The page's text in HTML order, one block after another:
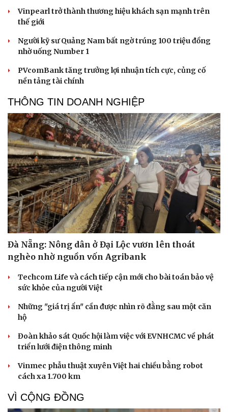
Vinpearl trở thành thương hiệu khách sạn mạnh trên
thế giới
Người kỹ sư Quảng Nam bất ngờ trúng 100 triệu đồng
nhờ uống Number 1
PVcomBank tăng trưởng lợi nhuận tích cực, củng cố
nền tảng tài chính
THÔNG TIN DOANH NGHIỆP
Đà Nẵng: Nông dân ở Đại Lộc vươn lên thoát
nghèo nhờ nguồn vốn Agribank
Techcom Life và cách tiếp cận mới cho bài toán bảo vệ
sức khỏe của người Việt
Những "giá trị ẩn" cần được nhìn rõ đằng sau một căn
hộ
Đoàn khảo sát Quốc hội làm việc với EVNHCMC về phát
triển lưới điện thông minh
Vinmec phẫu thuật xuyên Việt hai chiều bằng robot
cách xa 1.700 km
VÌ CỘNG ĐỒNG